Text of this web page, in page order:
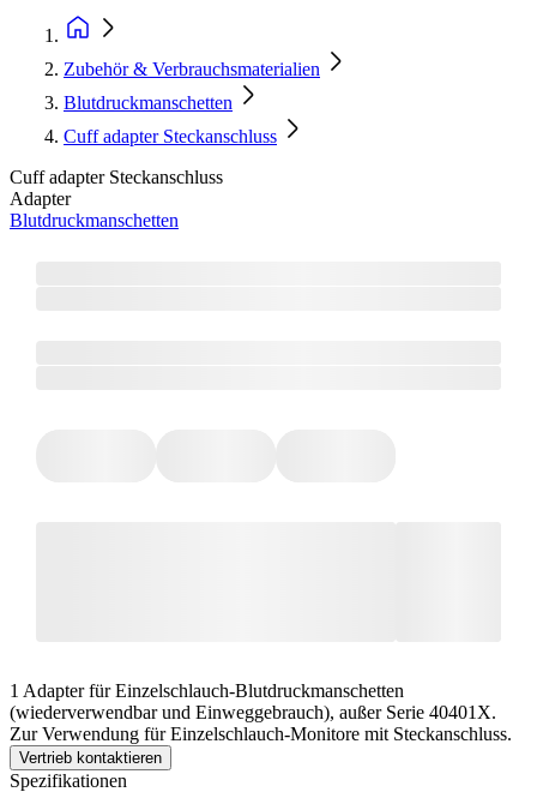
Zubehör & Verbrauchsmaterialien
Blutdruckmanschetten
Cuff adapter Steckanschluss
Cuff adapter Steckanschluss
Adapter
Blutdruckmanschetten
1 Adapter für Einzelschlauch-Blutdruckmanschetten
(wiederverwendbar und Einweggebrauch), außer Serie 40401X.
Zur Verwendung für Einzelschlauch-Monitore mit Steckanschluss.
Vertrieb kontaktieren
Spezifikationen